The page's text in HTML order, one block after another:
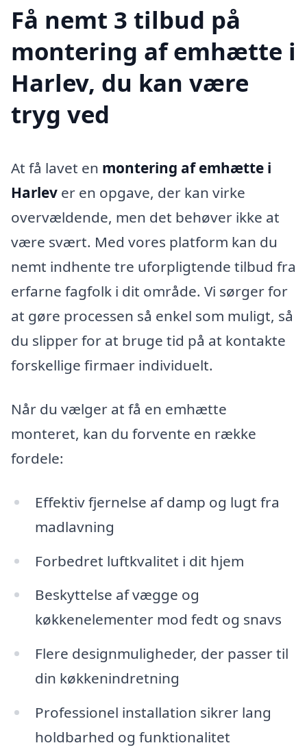
Få nemt 3 tilbud på
montering af emhætte i
Harlev, du kan være
tryg ved
At få lavet en montering af emhætte i
Harlev er en opgave, der kan virke
overvældende, men det behøver ikke at
være svært. Med vores platform kan du
nemt indhente tre uforpligtende tilbud fra
erfarne fagfolk i dit område. Vi sørger for
at gøre processen så enkel som muligt, så
du slipper for at bruge tid på at kontakte
forskellige firmaer individuelt.
Når du vælger at få en emhætte
monteret, kan du forvente en række
fordele:
Effektiv fjernelse af damp og lugt fra
madlavning
Forbedret luftkvalitet i dit hjem
Beskyttelse af vægge og
køkkenelementer mod fedt og snavs
Flere designmuligheder, der passer til
din køkkenindretning
Professionel installation sikrer lang
holdbarhed og funktionalitet